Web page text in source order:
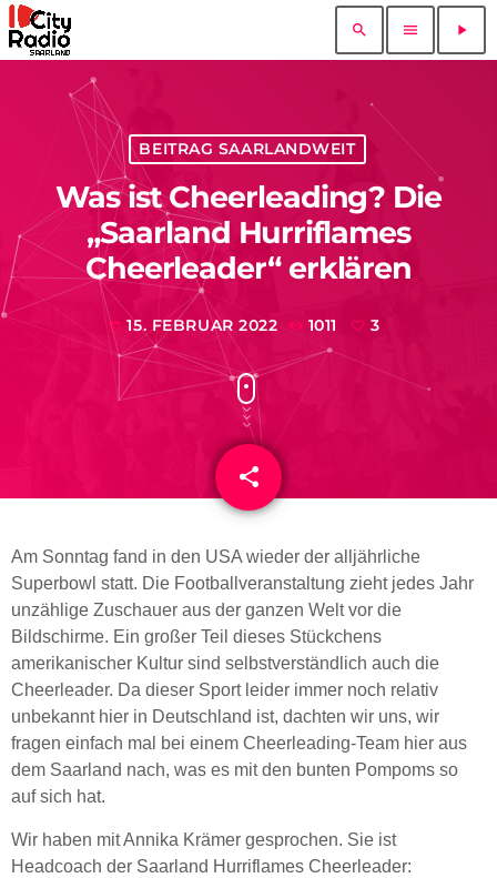
search menu play_arrow
BEITRAG SAARLANDWEIT
Was ist Cheerleading? Die
„Saarland Hurriflames
Cheerleader“ erklären
today 15. FEBRUAR 2022 1011 3
share
email
Am Sonntag fand in den USA wieder der alljährliche
Superbowl statt. Die Footballveranstaltung zieht jedes Jahr
unzählige Zuschauer aus der ganzen Welt vor die
Bildschirme. Ein großer Teil dieses Stückchens
amerikanischer Kultur sind selbstverständlich auch die
Cheerleader. Da dieser Sport leider immer noch relativ
unbekannt hier in Deutschland ist, dachten wir uns, wir
fragen einfach mal bei einem Cheerleading-Team hier aus
dem Saarland nach, was es mit den bunten Pompoms so
auf sich hat.
Wir haben mitAnnika Krämer gesprochen. Sie ist
Headcoach der Saarland Hurriflames Cheerleader: